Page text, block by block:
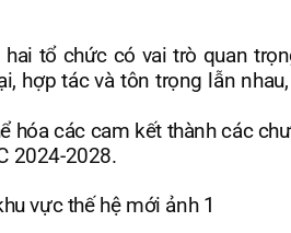
hai tổ chức có vai trò quan
hợp tác và tôn trọng lẫn
hóa các cam kết thành các
2024-2028.